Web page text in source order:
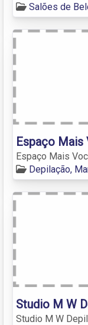
Salões de
Espaço Mais
Espaço Mais
Depilação,
Studio M W
Studio M W